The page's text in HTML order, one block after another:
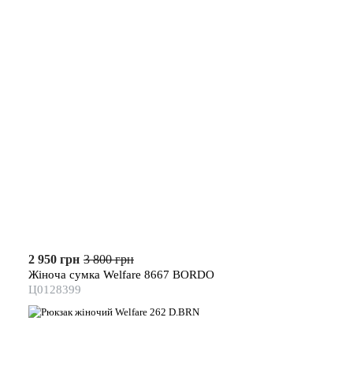
2 950 грн 3 800 грн
Жіноча сумка Welfare 8667 BORDO
Ц0128399